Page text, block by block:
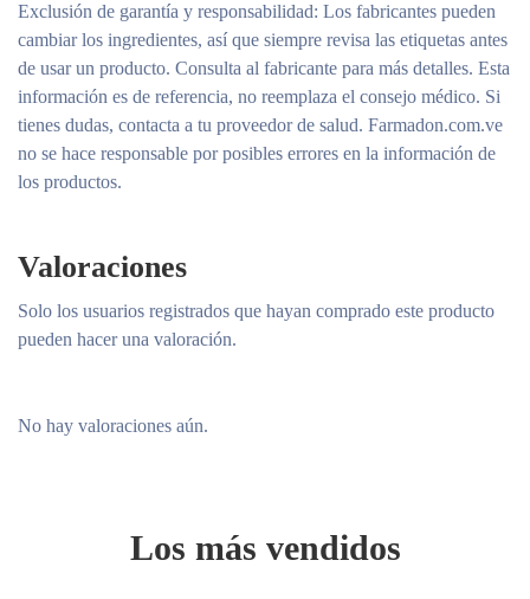
Exclusión de garantía y responsabilidad: Los fabricantes pueden
cambiar los ingredientes, así que siempre revisa las etiquetas antes
de usar un producto. Consulta al fabricante para más detalles. Esta
información es de referencia, no reemplaza el consejo médico. Si
tienes dudas, contacta a tu proveedor de salud. Farmadon.com.ve
no se hace responsable por posibles errores en la información de
los productos.
Valoraciones
No hay valoraciones aún.
Solo los usuarios registrados que hayan comprado este producto
pueden hacer una valoración.
Los más vendidos